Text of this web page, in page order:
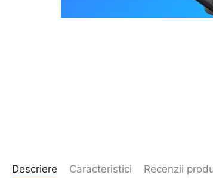
Descriere Caracteristici Recenzii